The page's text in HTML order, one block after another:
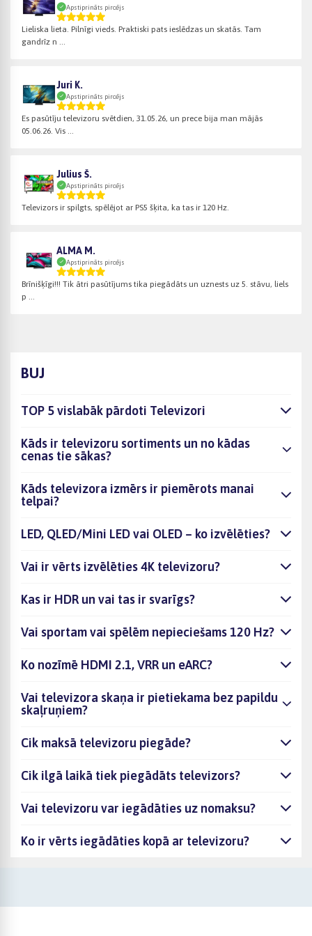
Apstiprināts pircējs
Lieliska lieta. Pilnīgi vieds. Praktiski pats ieslēdzas un skatās. Tam
gandrīz n ...
Juri K.
Apstiprināts pircējs
Es pasūtīju televizoru svētdien, 31.05.26, un prece bija man mājās
05.06.26. Vis ...
Julius Š.
Apstiprināts pircējs
Televizors ir spilgts, spēlējot ar PS5 šķita, ka tas ir 120 Hz.
ALMA M.
Apstiprināts pircējs
Brīnišķīgi!!! Tik ātri pasūtījums tika piegādāts un uznests uz 5. stāvu, liels
p ...
BUJ
TOP 5 vislabāk pārdoti Televizori
Kāds ir televizoru sortiments un no kādas
cenas tie sākas?
Kāds televizora izmērs ir piemērots manai
telpai?
LED, QLED/Mini LED vai OLED – ko izvēlēties?
Vai ir vērts izvēlēties 4K televizoru?
Kas ir HDR un vai tas ir svarīgs?
Vai sportam vai spēlēm nepieciešams 120 Hz?
Ko nozīmē HDMI 2.1, VRR un eARC?
Vai televizora skaņa ir pietiekama bez papildu
skaļruņiem?
Cik maksā televizoru piegāde?
Cik ilgā laikā tiek piegādāts televizors?
Vai televizoru var iegādāties uz nomaksu?
Ko ir vērts iegādāties kopā ar televizoru?